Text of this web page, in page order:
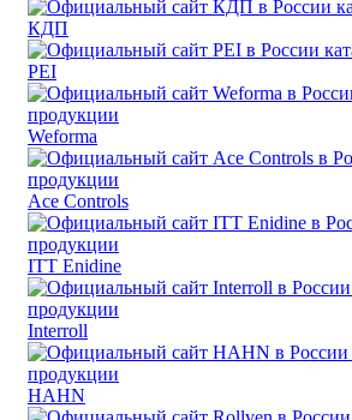
КДП
PEI
Weforma
Ace Controls
ITT Enidine
Interroll
HAHN